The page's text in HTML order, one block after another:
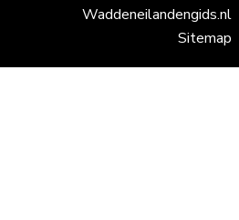
Waddeneilandengids.nl
Sitemap